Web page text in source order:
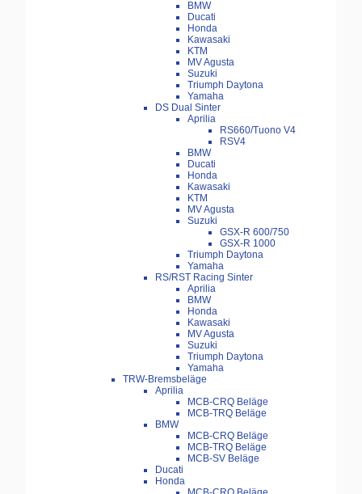
BMW
Ducati
Honda
Kawasaki
KTM
MV Agusta
Suzuki
Triumph Daytona
Yamaha
DS Dual Sinter
Aprilia
RS660/Tuono V4
RSV4
BMW
Ducati
Honda
Kawasaki
KTM
MV Agusta
Suzuki
GSX-R 600/750
GSX-R 1000
Triumph Daytona
Yamaha
RS/RST Racing Sinter
Aprilia
BMW
Honda
Kawasaki
MV Agusta
Suzuki
Triumph Daytona
Yamaha
TRW-Bremsbeläge
Aprilia
MCB-CRQ Beläge
MCB-TRQ Beläge
BMW
MCB-CRQ Beläge
MCB-TRQ Beläge
MCB-SV Beläge
Ducati
Honda